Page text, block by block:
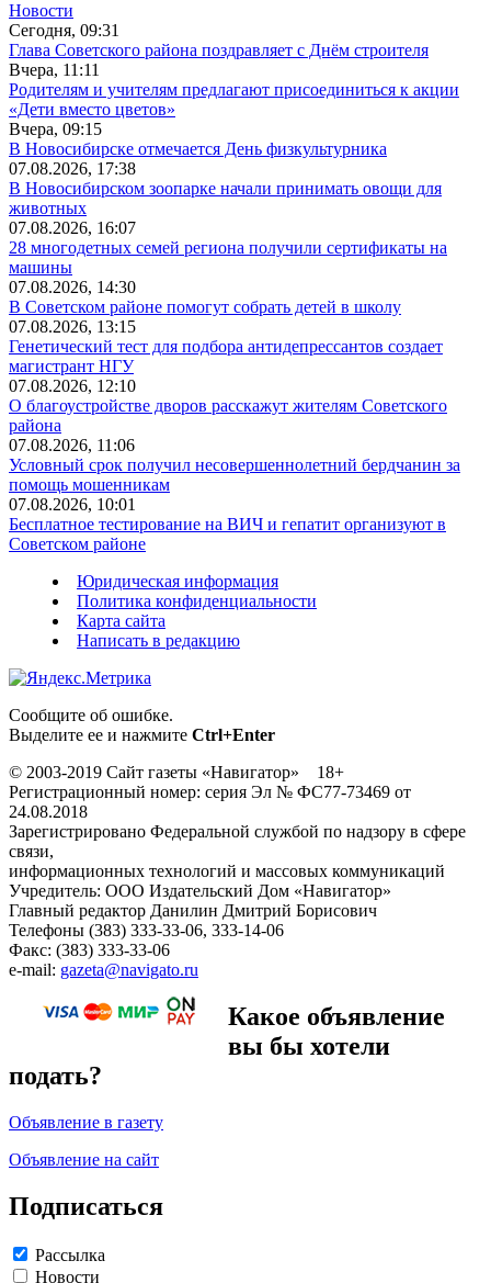
Новости
Сегодня, 09:31
Глава Советского района поздравляет с Днём строителя
Вчера, 11:11
Родителям и учителям предлагают присоединиться к акции
«Дети вместо цветов»
Вчера, 09:15
В Новосибирске отмечается День физкультурника
07.08.2026, 17:38
В Новосибирском зоопарке начали принимать овощи для
животных
07.08.2026, 16:07
28 многодетных семей региона получили сертификаты на
машины
07.08.2026, 14:30
В Советском районе помогут собрать детей в школу
07.08.2026, 13:15
Генетический тест для подбора антидепрессантов создает
магистрант НГУ
07.08.2026, 12:10
О благоустройстве дворов расскажут жителям Советского
района
07.08.2026, 11:06
Условный срок получил несовершеннолетний бердчанин за
помощь мошенникам
07.08.2026, 10:01
Бесплатное тестирование на ВИЧ и гепатит организуют в
Советском районе
Юридическая информация
Политика конфиденциальности
Карта сайта
Написать в редакцию
Сообщите об ошибке.
Выделите ее и нажмите Ctrl+Enter
© 2003-2019 Сайт газеты «Навигатор» 18+
Регистрационный номер: серия Эл № ФС77-73469 от
24.08.2018
Зарегистрировано Федеральной службой по надзору в сфере
связи,
информационных технологий и массовых коммуникаций
Учредитель: ООО Издательский Дом «Навигатор»
Главный редактор Данилин Дмитрий Борисович
Телефоны (383) 333-33-06, 333-14-06
Факс: (383) 333-33-06
e-mail: gazeta@navigato.ru
Какое объявление
вы бы хотели
подать?
Объявление в газету
Объявление на сайт
Подписаться
Рассылка
Новости